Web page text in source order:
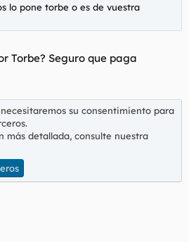
lo pone torbe o es de vuestra
Torbe? Seguro que paga
su consentimiento para
más detallada, consulte nuestra